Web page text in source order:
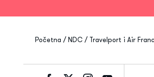
Početna /NDC/ Travelport i Air